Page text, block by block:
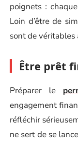
poignets :
Loin d’être de
sont de
Être prêt
Préparer le
engagement
réfléchir
ne sert de se